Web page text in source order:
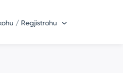
/ Regjistrohu